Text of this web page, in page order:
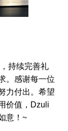
持续完善礼
。感谢每一位
力付出。希望
价值，Dzuli
意！~